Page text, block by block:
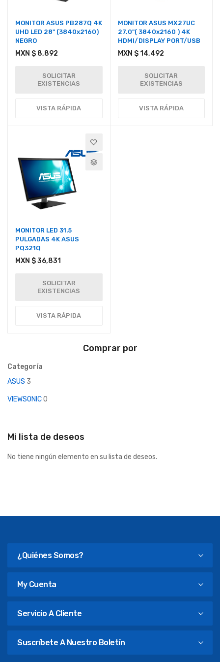
MONITOR ASUS PB287Q 4K
UHD LED 28" (3840x2160)
NEGRO
MXN $ 8,892
SOLICITAR
EXISTENCIAS
VISTA RÁPIDA
MONITOR ASUS MX27UC
27.0"( 3840x2160 ) 4K
HDMI/DISPLAY PORT/USB
MXN $ 14,492
SOLICITAR
EXISTENCIAS
VISTA RÁPIDA
MONITOR LED 31.5
PULGADAS 4K ASUS
PQ321Q
MXN $ 36,831
SOLICITAR
EXISTENCIAS
VISTA RÁPIDA
Comprar por
Categoría
ASUS 3
VIEWSONIC0
Mi lista de deseos
No tiene ningún elemento en su lista de deseos.
¿Quiénes Somos?
My Cuenta
Servicio A Cliente
Suscríbete A Nuestro Boletín